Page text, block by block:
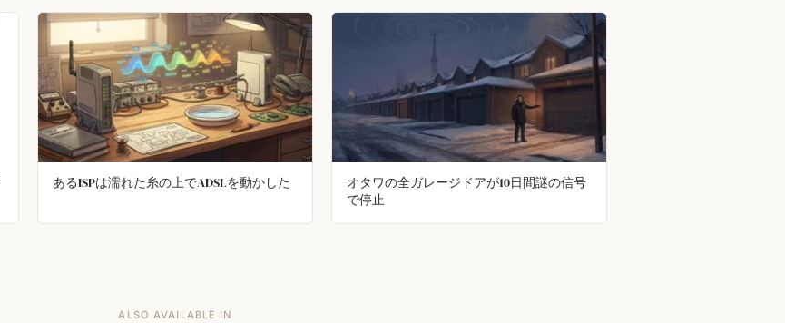
あるISPは濡れた糸の上でADSLを動かした
オタワの全ガレージドアが10日間謎の信号
で停止
ALSO AVAILABLE IN